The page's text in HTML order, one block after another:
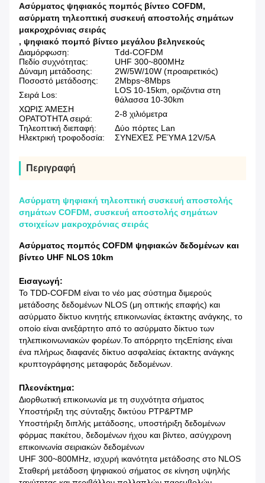
Ασύρματος ψηφιακός πομπός βίντεο COFDM,
ασύρματη τηλεοπτική συσκευή αποστολής σημάτων
μακροχρόνιας σειράς
, ψηφιακό πομπό βίντεο μεγάλου βεληνεκούς
Διαμόρφωση:
Tdd-COFDM
Πεδίο συχνότητας:
UHF 300~800MHz
Δύναμη μετάδοσης:
2W/5W/10W (προαιρετικός)
Ποσοστό μετάδοσης:
2Mbps~8Mbps
Σειρά Los:
LOS 10-15km, οριζόντια στη
θάλασσα 10-30km
ΧΩΡΙΣ ΆΜΕΣΗ
ΟΡΑΤΌΤΗΤΑ σειρά:
2-8 χιλιόμετρα
Τηλεοπτική διεπαφή:
Δύο πόρτες Lan
Ηλεκτρική τροφοδοσία:
ΣΥΝΕΧΈΣ ΡΕΎΜΑ 12V/5A
Περιγραφή
Ασύρματη ψηφιακή τηλεοπτική συσκευή αποστολής
σημάτων COFDM, συσκευή αποστολής σημάτων
στοιχείων μακροχρόνιας σειράς
Ασύρματος πομπός COFDM ψηφιακών δεδομένων και
βίντεο UHF NLOS 10km
Εισαγωγή:
Το TDD-COFDM είναι το νέο μας σύστημα διμερούς
μετάδοσης δεδομένων NLOS (μη οπτικής επαφής) και
ασύρματο δίκτυο κινητής επικοινωνίας έκτακτης ανάγκης, το
οποίο είναι ανεξάρτητο από το ασύρματο δίκτυο των
τηλεπικοινωνιακών φορέων.Το απόρρητο τηςΕπίσης είναι
ένα πλήρως διαφανές δίκτυο ασφαλείας έκτακτης ανάγκης
κρυπτογράφησης μεταφοράς δεδομένων.
Πλεονέκτημα:
Διορθωτική επικοινωνία με τη συχνότητα σήματος
Υποστήριξη της σύνταξης δικτύου PTP&PTMP
Υποστήριξη διπλής μετάδοσης, υποστήριξη δεδομένων
φόρμας πακέτου, δεδομένων ήχου και βίντεο, ασύγχρονη
επικοινωνία σειριακών δεδομένων
UHF 300~800MHz, ισχυρή ικανότητα μετάδοσης στο NLOS
Σταθερή μετάδοση ψηφιακού σήματος σε κίνηση υψηλής